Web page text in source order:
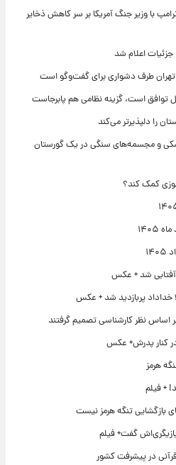
با وزیر جنگ آمریکا بر سر کاهش ذخایر
اعلام شد
تهران طرف دشواری برای گفت‌وگو است
توافق است، گزینه نظامی هم پابرجاست
را دلپذیرتر می‌کند
و مجسمه‌های سنگی در یک گورستان
کمک کند؟
آفتابی شد + عکس
اساس نظر کارشناسی تصمیم گرفتند
کنار پدرش+ عکس
هرمز
+ فیلم
بازگشایی تنگه هرمز نیست
گفت+ فیلم
در پیشرفت کشور